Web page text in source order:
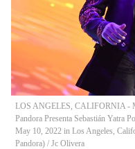
LOS ANGELES, CALIFORNIA -
Pandora Presenta Sebastián Yatra
May 10, 2022 in Los Angeles,
Pandora) / Jc Olivera